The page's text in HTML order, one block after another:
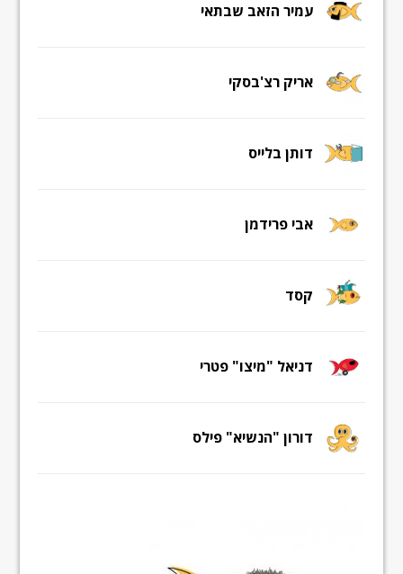
עמיר הזאב שבתאי
אריק רצ'בסקי
דותן בלייס
אבי פרידמן
קסד
דניאל "מיצו" פטרי
דורון "הנשיא" פילס